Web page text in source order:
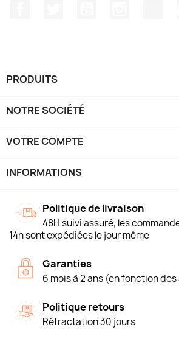
PRODUITS
NOTRE SOCIÉTÉ
VOTRE COMPTE
INFORMATIONS
Politique de livraison
48H suivi assuré, les
14h sont expédiées le jour même
Garanties
6 mois à 2 ans (en fonction
Politique retours
Rétractation 30 jours